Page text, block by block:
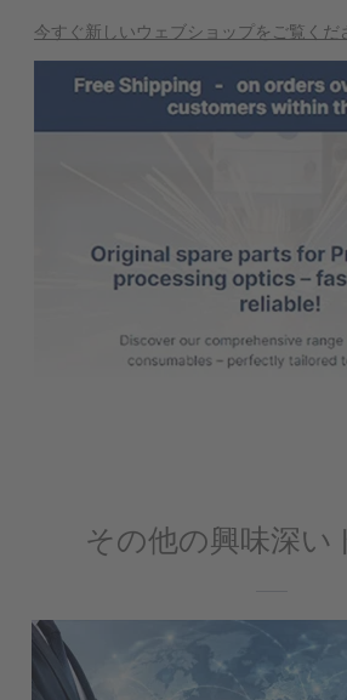
今すぐ新しいウェブショップをご覧くだ
その他の興味深い